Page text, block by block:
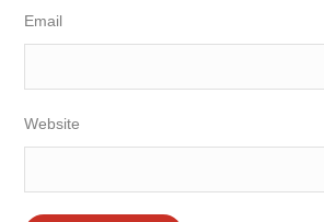
Email
Website